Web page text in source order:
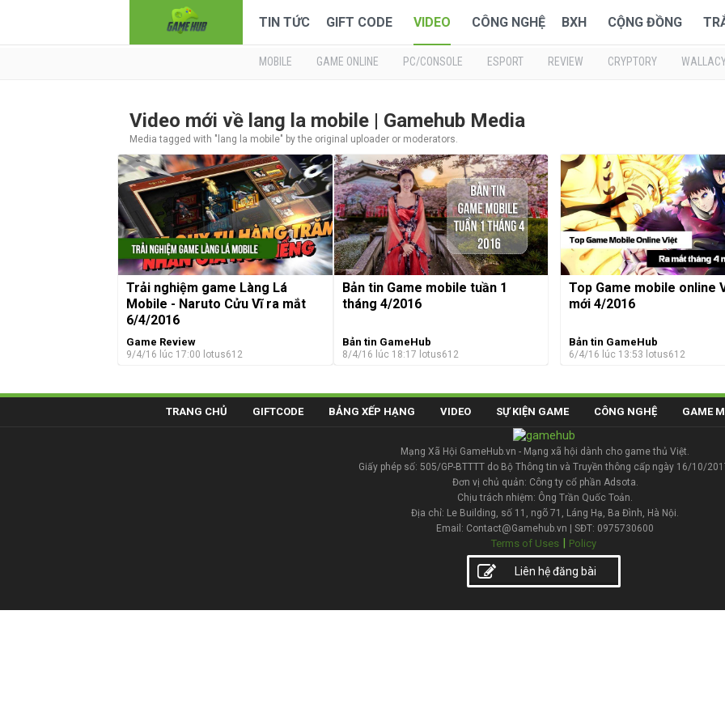
TIN TỨC GIFT CODE VIDEO CÔNG NGHỆ BXH CỘNG ĐỒNG
MOBILE GAME ONLINE PC/CONSOLE ESPORT REVIEW CRYPTORY
Video mới về lang la mobile | Gamehub Media
Media tagged with "lang la mobile" by the original uploader or moderators.
Trải nghiệm game Làng Lá
Mobile - Naruto Cửu Vĩ ra mắt
6/4/2016
Game Review
9/4/16 lúc 17:00 lotus612
Bản tin Game mobile tuần 1
tháng 4/2016
Bản tin GameHub
8/4/16 lúc 18:17 lotus612
Top Game mobile online
mới 4/2016
Bản tin GameHub
6/4/16 lúc 13:53 lotus612
TRANG CHỦ GIFTCODE BẢNG XẾP HẠNG VIDEO SỰ KIỆN GAME CÔNG NGHỆ GAME
Mạng Xã Hội GameHub.vn - Mạng xã hội dành cho game thủ Việt.
Giấy phép số: 505/GP-BTTTT do Bộ Thông tin và Truyền thông cấp ngày 16/10/
Đơn vị chủ quản: Công ty cổ phần Adsota.
Chịu trách nhiệm: Ông Trần Quốc Toản.
Địa chỉ: Le Building, số 11, ngõ 71, Láng Hạ, Ba Đình, Hà Nội.
Email: Contact@Gamehub.vn | SĐT: 0975730600
Terms of Uses | Policy
Liên hệ đăng bài